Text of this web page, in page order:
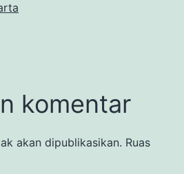
komentar
akan dipublikasikan. Ruas